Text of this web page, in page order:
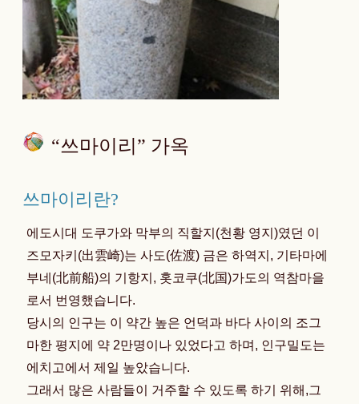
“쓰마이리” 가옥
쓰마이리란?
에도시대 도쿠가와 막부의 직할지(천황 영지)였던 이
즈모자키(出雲崎)는 사도(佐渡) 금은 하역지, 기타마에
부네(北前船)의 기항지, 홋코쿠(北国)가도의 역참마을
로서 번영했습니다.
당시의 인구는 이 약간 높은 언덕과 바다 사이의 조그
마한 평지에 약 2만명이나 있었다고 하며, 인구밀도는
에치고에서 제일 높았습니다.
그래서 많은 사람들이 거주할 수 있도록 하기 위해,그